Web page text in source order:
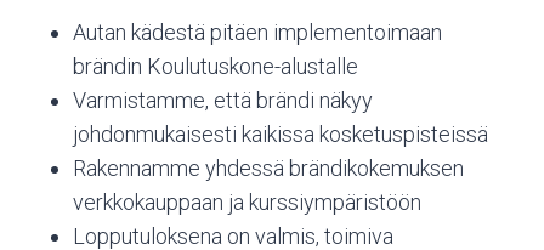
Autan kädestä pitäen implementoimaan
brändin Koulutuskone-alustalle
Varmistamme, että brändi näkyy
johdonmukaisesti kaikissa kosketuspisteissä
Rakennamme yhdessä brändikokemuksen
verkkokauppaan ja kurssiympäristöön
Lopputuloksena on valmis, toimiva